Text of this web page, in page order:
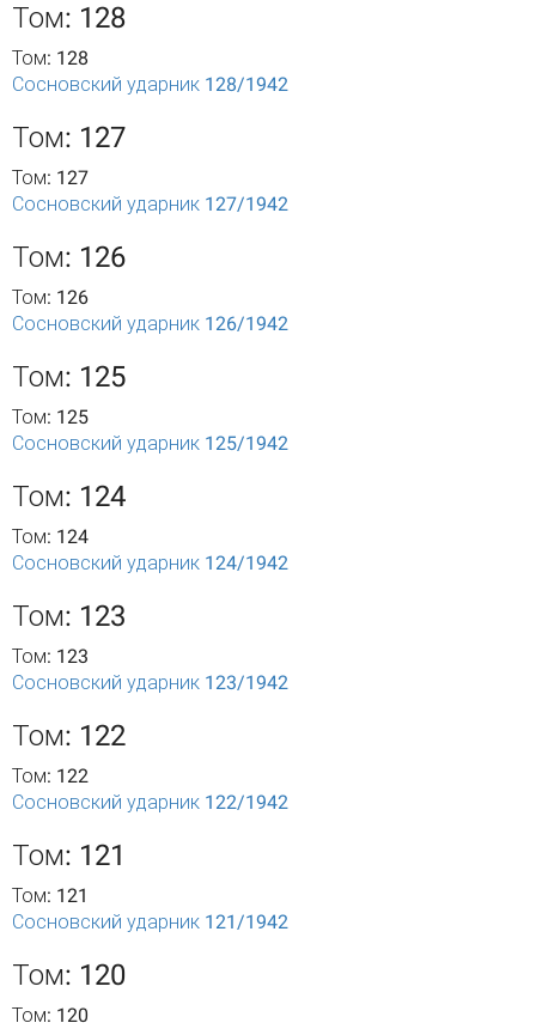
Том: 128
Том: 128
Сосновский ударник 128/1942
Том: 127
Том: 127
Сосновский ударник 127/1942
Том: 126
Том: 126
Сосновский ударник 126/1942
Том: 125
Том: 125
Сосновский ударник 125/1942
Том: 124
Том: 124
Сосновский ударник 124/1942
Том: 123
Том: 123
Сосновский ударник 123/1942
Том: 122
Том: 122
Сосновский ударник 122/1942
Том: 121
Том: 121
Сосновский ударник 121/1942
Том: 120
Том: 120